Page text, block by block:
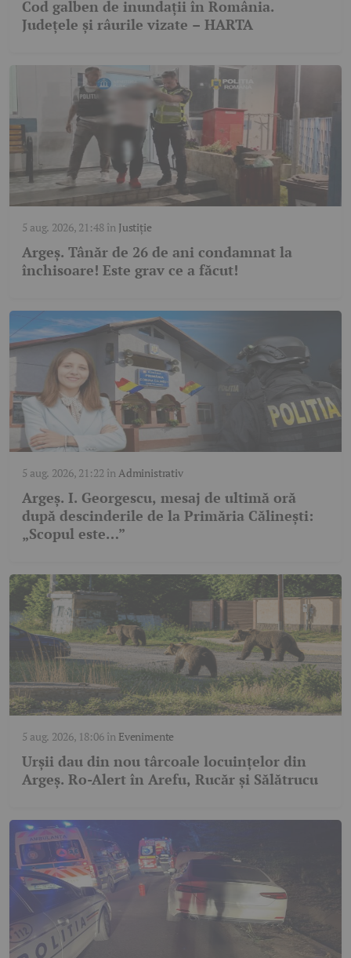
Cod galben de inundații în România.
Județele și râurile vizate – HARTA
5 aug. 2026, 21:48în Justiție
Argeș. Tânăr de 26 de ani condamnat la
închisoare! Este grav ce a făcut!
5 aug. 2026, 21:22 în Administrativ
Argeș. I. Georgescu, mesaj de ultimă oră
după descinderile de la Primăria Călinești:
„Scopul este…”
5 aug. 2026, 18:06în Evenimente
Urșii dau din nou târcoale locuințelor din
Argeș. Ro-Alert în Arefu, Rucăr și Sălătrucu